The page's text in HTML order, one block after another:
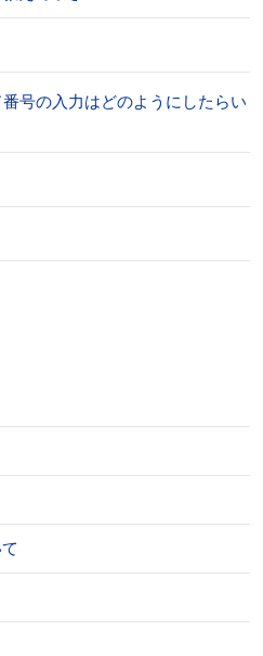
号の入力はどのようにしたらい